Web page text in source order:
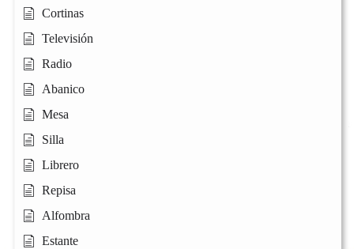
Cortinas
Televisión
Radio
Abanico
Mesa
Silla
Librero
Repisa
Alfombra
Estante